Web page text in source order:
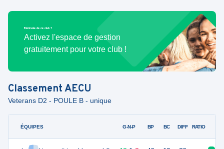
Bénévole de ce club ?
Activez l'espace de gestion
gratuitement pour votre club !
ClassementAECU
Veterans D2 - POULE B - unique
ÉQUIPES G-N-P BP BC DIFF RATIO